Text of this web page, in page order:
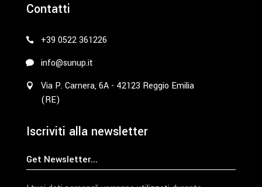
Contatti
+39 0522 361226
info@sunup.it
Via P. Carnera, 6A - 42123 Reggio Emilia
(RE)
Iscriviti alla newsletter